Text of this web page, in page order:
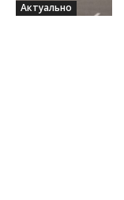
Актуально